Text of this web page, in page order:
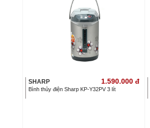
SHARP 1.590.000 đ
Bình thủy điện Sharp KP-Y32PV 3 lít